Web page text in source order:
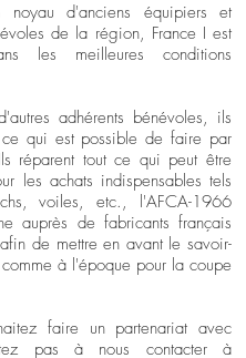
d'anciens équipiers et
de la région, France I est
les meilleures conditions
adhérents bénévoles, ils
ce qui est possible de faire par
réparent tout ce qui peut être
les achats indispensables tels
voiles, etc., l'AFCA-1966
auprès de fabricants français
de mettre en avant le savoir-
à l'époque pour la coupe
faire un partenariat avec
pas à nous contacter à